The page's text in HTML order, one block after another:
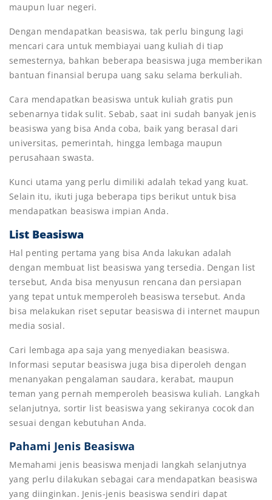
maupun luar negeri.
Dengan mendapatkan beasiswa, tak perlu bingung lagi
mencari cara untuk membiayai uang kuliah di tiap
semesternya, bahkan beberapa beasiswa juga memberikan
bantuan finansial berupa uang saku selama berkuliah.
Cara mendapatkan beasiswa untuk kuliah gratis pun
sebenarnya tidak sulit. Sebab, saat ini sudah banyak jenis
beasiswa yang bisa Anda coba, baik yang berasal dari
universitas, pemerintah, hingga lembaga maupun
perusahaan swasta.
Kunci utama yang perlu dimiliki adalah tekad yang kuat.
Selain itu, ikuti juga beberapa tips berikut untuk bisa
mendapatkan beasiswa impian Anda.
List Beasiswa
Hal penting pertama yang bisa Anda lakukan adalah
dengan membuat list beasiswa yang tersedia. Dengan list
tersebut, Anda bisa menyusun rencana dan persiapan
yang tepat untuk memperoleh beasiswa tersebut. Anda
bisa melakukan riset seputar beasiswa di internet maupun
media sosial.
Cari lembaga apa saja yang menyediakan beasiswa.
Informasi seputar beasiswa juga bisa diperoleh dengan
menanyakan pengalaman saudara, kerabat, maupun
teman yang pernah memperoleh beasiswa kuliah. Langkah
selanjutnya, sortir list beasiswa yang sekiranya cocok dan
sesuai dengan kebutuhan Anda.
Pahami Jenis Beasiswa
Memahami jenis beasiswa menjadi langkah selanjutnya
yang perlu dilakukan sebagai cara mendapatkan beasiswa
yang diinginkan. Jenis-jenis beasiswa sendiri dapat